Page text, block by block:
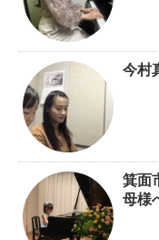
今村
箕面
母様